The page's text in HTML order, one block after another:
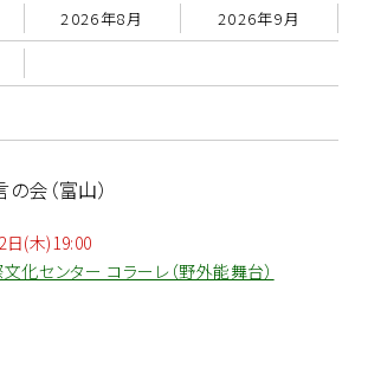
会（富山）
日(木)19:00
化センター コラーレ（野外能舞台）
2026年8月
2026年9月